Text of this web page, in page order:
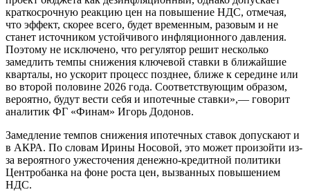
краткосрочную реакцию цен на повышение НДС, отмечая,
что эффект, скорее всего, будет временным, разовым и не
станет источником устойчивого инфляционного давления.
Поэтому не исключено, что регулятор решит несколько
замедлить темпы снижения ключевой ставки в ближайшие
кварталы, но ускорит процесс позднее, ближе к середине или
во второй половине 2026 года. Соответствующим образом,
вероятно, будут вести себя и ипотечные ставки»,— говорит
аналитик ФГ «Финам» Игорь Додонов.
Замедление темпов снижения ипотечных ставок допускают и
в АКРА. По словам Ирины Носовой, это может произойти из-
за вероятного ужесточения денежно-кредитной политики
Центробанка на фоне роста цен, вызванных повышением
НДС.